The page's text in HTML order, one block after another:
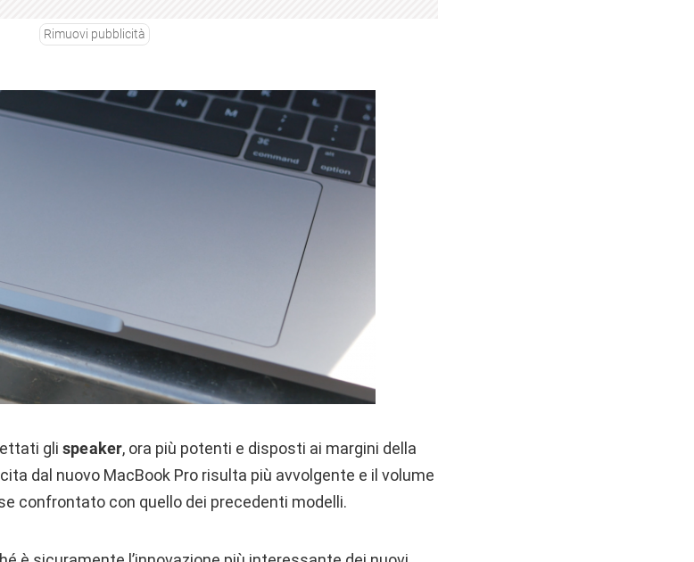
Rimuovi pubblicità
gli speaker, ora più potenti e disposti ai margini della
dal nuovo MacBook Pro risulta più avvolgente e il volume
confrontato con quello dei precedenti modelli.